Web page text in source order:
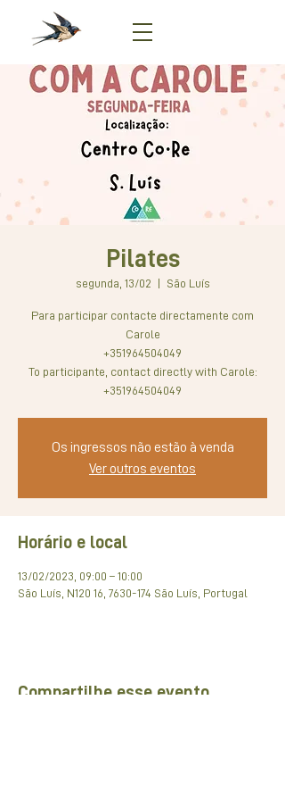
Pilates
segunda, 13/02 São Luís
Para participar contacte directamente com
Carole
+351964504049
To participante, contact directly with Carole:
+351964504049
Os ingressos não estão à venda
Ver outros eventos
Horário e local
13/02/2023, 09:00 – 10:00
São Luís, N120 16, 7630-174 São Luís, Portugal
Compartilhe esse evento